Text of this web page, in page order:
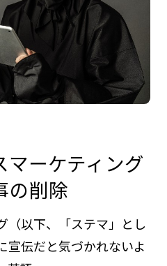
ーケティング
の削除
（以下、「ステマ」とし
宣伝だと気づかれないよ